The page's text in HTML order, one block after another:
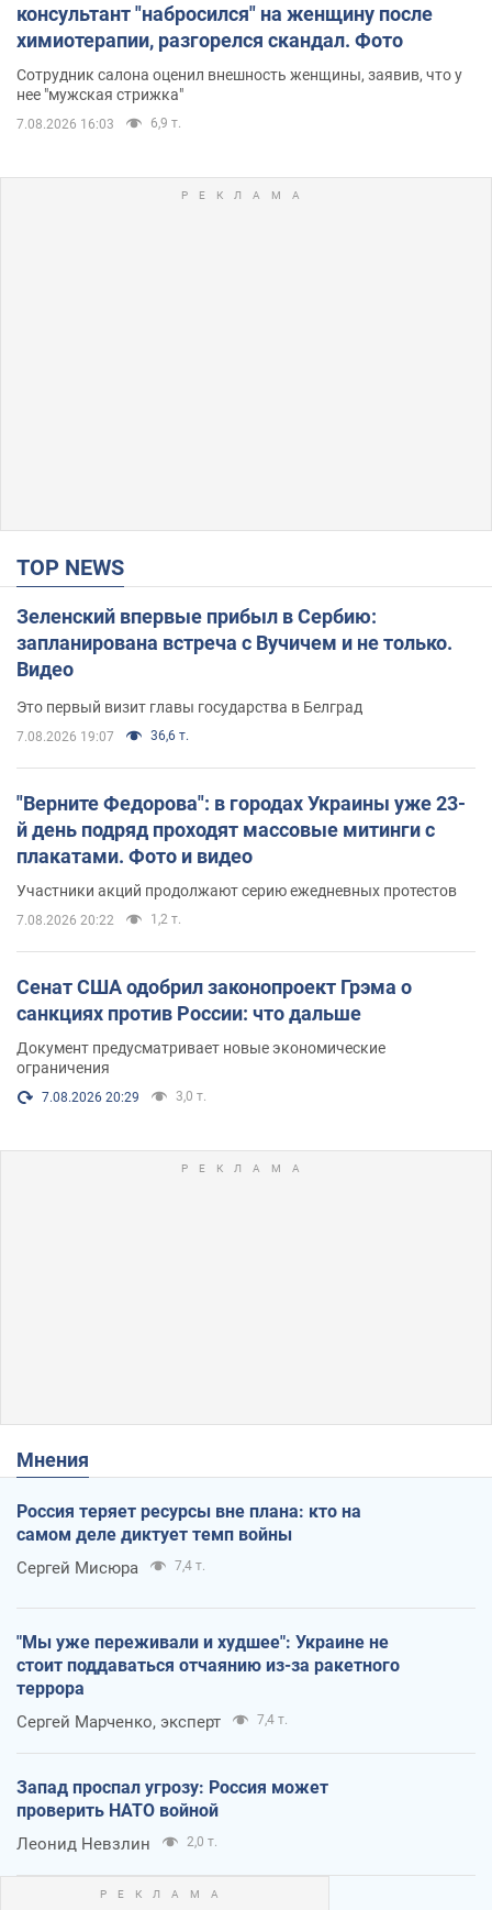
консультант "набросился" на женщину после
химиотерапии, разгорелся скандал. Фото
Сотрудник салона оценил внешность женщины, заявив, что у
нее "мужская стрижка"
7.08.2026 16:03 6,9 т.
TOP NEWS
Зеленский впервые прибыл в Сербию:
запланирована встреча с Вучичем и не только.
Видео
Это первый визит главы государства в Белград
7.08.2026 19:07 36,6 т.
"Верните Федорова": в городах Украины уже 23-
й день подряд проходят массовые митинги с
плакатами. Фото и видео
Участники акций продолжают серию ежедневных протестов
7.08.2026 20:22 1,2 т.
Сенат США одобрил законопроект Грэма о
санкциях против России: что дальше
Документ предусматривает новые экономические
ограничения
7.08.2026 20:29 3,0 т.
Мнения
Россия теряет ресурсы вне плана: кто на
самом деле диктует темп войны
Сергей Мисюра 7,4 т.
"Мы уже переживали и худшее": Украине не
стоит поддаваться отчаянию из-за ракетного
террора
Сергей Марченко, эксперт 7,4 т.
Запад проспал угрозу: Россия может
проверить НАТО войной
Леонид Невзлин 2,0 т.